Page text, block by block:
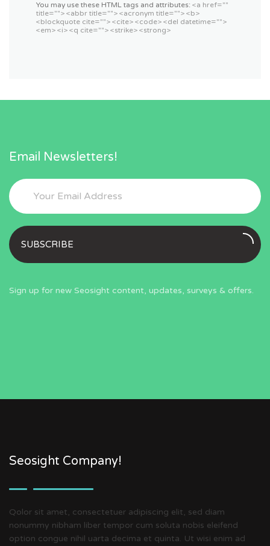
You may use these HTML tags and attributes: <a href=""
title=""> <abbr title=""> <acronym title=""> <b>
<blockquote cite=""> <cite> <code> <del datetime="">
<em> <i> <q cite=""> <strike> <strong>
Email Newsletters!
SUBSCRIBE
Sign up for new Seosight content, updates, surveys & offers.
Seosight Company!
Qolor sit amet, consectetuer adipiscing elit, sed diam
nonummy nibham liber tempor cum soluta nobis eleifend
option congue nihil uarta decima et quinta. Ut wisi enim ad